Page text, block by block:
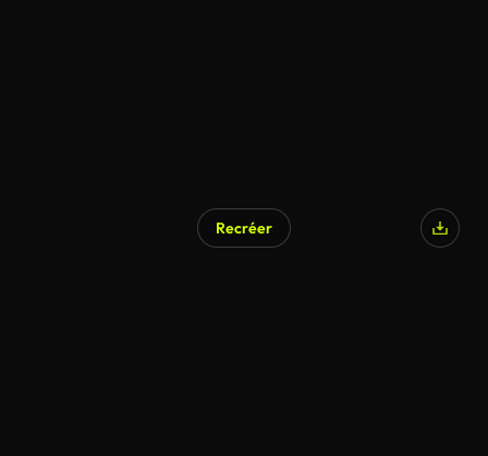
Recréer